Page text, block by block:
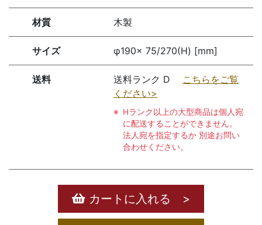
材質 木製
サイズ φ190× 75/270(H) [mm]
送料 送料ランク D こちらをご覧
ください>
Hランク以上の大型商品は個人宛
に配送することができません。
法人宛を指定するか 別途お問い
合わせください。
カートに入れる >